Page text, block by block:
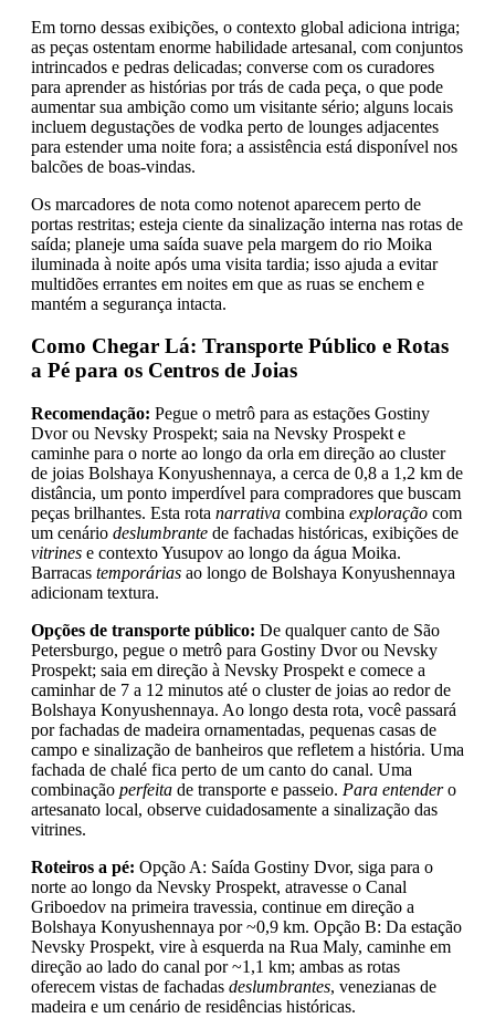
Em torno dessas exibições, o contexto global adiciona intriga;
as peças ostentam enorme habilidade artesanal, com conjuntos
intrincados e pedras delicadas; converse com os curadores
para aprender as histórias por trás de cada peça, o que pode
aumentar sua ambição como um visitante sério; alguns locais
incluem degustações de vodka perto de lounges adjacentes
para estender uma noite fora; a assistência está disponível nos
balcões de boas-vindas.
Os marcadores de nota como notenot aparecem perto de
portas restritas; esteja ciente da sinalização interna nas rotas de
saída; planeje uma saída suave pela margem do rio Moika
iluminada à noite após uma visita tardia; isso ajuda a evitar
multidões errantes em noites em que as ruas se enchem e
mantém a segurança intacta.
Como Chegar Lá: Transporte Público e Rotas
a Pé para os Centros de Joias
Recomendação: Pegue o metrô para as estações Gostiny
Dvor ou Nevsky Prospekt; saia na Nevsky Prospekt e
caminhe para o norte ao longo da orla em direção ao cluster
de joias Bolshaya Konyushennaya, a cerca de 0,8 a 1,2 km de
distância, um ponto imperdível para compradores que buscam
peças brilhantes. Esta rota narrativa combina exploração com
um cenário deslumbrante de fachadas históricas, exibições de
vitrines e contexto Yusupov ao longo da água Moika.
Barracas temporárias ao longo de Bolshaya Konyushennaya
adicionam textura.
Opções de transporte público: De qualquer canto de São
Petersburgo, pegue o metrô para Gostiny Dvor ou Nevsky
Prospekt; saia em direção à Nevsky Prospekt e comece a
caminhar de 7 a 12 minutos até o cluster de joias ao redor de
Bolshaya Konyushennaya. Ao longo desta rota, você passará
por fachadas de madeira ornamentadas, pequenas casas de
campo e sinalização de banheiros que refletem a história. Uma
fachada de chalé fica perto de um canto do canal. Uma
combinação perfeita de transporte e passeio. Para entendero
artesanato local, observe cuidadosamente a sinalização das
vitrines.
Roteiros a pé: Opção A: Saída Gostiny Dvor, siga para o
norte ao longo da Nevsky Prospekt, atravesse o Canal
Griboedov na primeira travessia, continue em direção a
Bolshaya Konyushennaya por ~0,9 km. Opção B: Da estação
Nevsky Prospekt, vire à esquerda na Rua Maly, caminhe em
direção ao lado do canal por ~1,1 km; ambas as rotas
oferecem vistas de fachadas deslumbrantes, venezianas de
madeira e um cenário de residências históricas.